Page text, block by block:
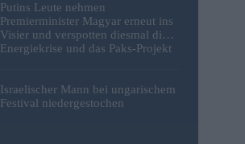
Putins Leute nehmen
Premierminister Magyar erneut ins
Visier und verspotten diesmal die
Energiekrise und das Paks-Projekt
Israelischer Mann bei ungarischem
Festival niedergestochen